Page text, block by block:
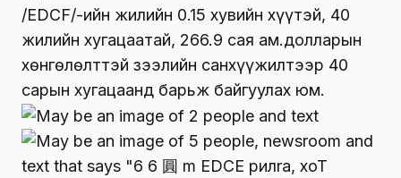
/EDCF/-ийн жилийн 0.15 хувийн хүүтэй, 40
жилийн хугацаатай, 266.9 сая ам.долларын
хөнгөлөлттэй зээлийн санхүүжилтээр 40
сарын хугацаанд барьж байгуулах юм.